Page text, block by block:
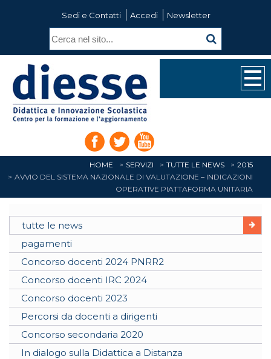
Sedi e Contatti Accedi Newsletter
HOME SERVIZI TUTTE LE NEWS
2015
AVVIO DEL SISTEMA NAZIONALE DI VALUTAZIONE – INDICAZIONI
OPERATIVE PIATTAFORMA UNITARIA
tutte le news
pagamenti
Concorso docenti 2024 PNRR2
Concorso docenti IRC 2024
Concorso docenti 2023
Percorsi da docenti a dirigenti
Concorso secondaria 2020
In dialogo sulla Didattica a Distanza